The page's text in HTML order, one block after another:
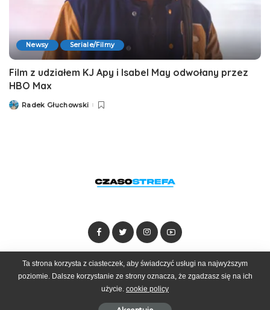
Newsy Seriale/Filmy
Film z udziałem KJ Apy i Isabel May odwołany przez
HBO Max
PostedRadek Głuchowski
Dołącz do zespołu Kontakt Reklama
Ta strona korzysta z ciasteczek, aby świadczyć usługi na najwyższym
poziomie. Dalsze korzystanie ze strony oznacza, że zgadzasz się na ich
użycie. cookie policy